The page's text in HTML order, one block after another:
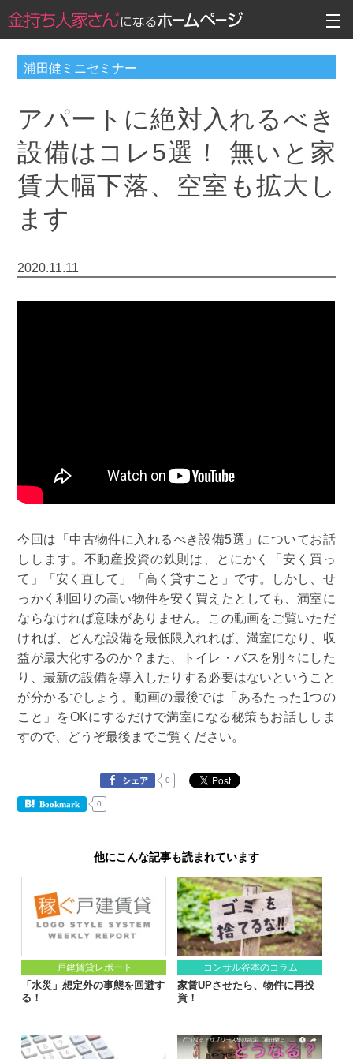
浦田健ミニセミナー
アパートに絶対入れるべき
設備はコレ5選！ 無いと家
賃大幅下落、空室も拡大し
ます
2020.11.11
今回は「中古物件に入れるべき設備5選」についてお話
しします。不動産投資の鉄則は、とにかく「安く買っ
て」「安く直して」「高く貸すこと」です。しかし、せ
っかく利回りの高い物件を安く買えたとしても、満室に
ならなければ意味がありません。この動画をご覧いただ
ければ、どんな設備を最低限入れれば、満室になり、収
益が最大化するのか？また、トイレ・バスを別々にした
り、最新の設備を導入したりする必要はないということ
が分かるでしょう。動画の最後では「あるたった1つの
こと」をOKにするだけで満室になる秘策もお話ししま
すので、どうぞ最後までご覧ください。
シェア 0
Bookmark 0
他にこんな記事も読まれています
戸建賃貸レポート
「水災」想定外の事態を回避す
る！
コンサル谷本のコラム
家賃UPさせたら、物件に再投
資！